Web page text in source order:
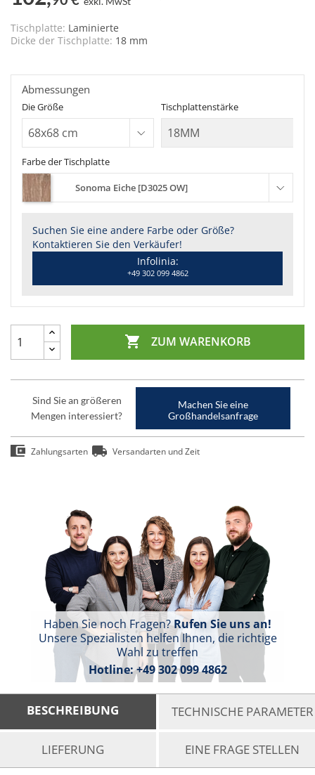
Tischplatte: Laminierte
Dicke der Tischplatte: 18 mm
Farbe der Tischplatte
Sonoma Eiche [D3025 OW]
Suchen Sie eine andere Farbe oder Größe?
Kontaktieren Sie den Verkäufer!
Infolinia:
+49 302 099 4862
Die Größe Tischplattenstärke
Abmessungen
 ZUM WARENKORB
Sind Sie an größeren
Mengen interessiert?
Machen Sie eine
Großhandelsanfrage
Zahlungsarten Versandarten und Zeit
Haben Sie noch Fragen?Rufen Sie uns an!
Unsere Spezialisten helfen Ihnen, die richtige
Wahl zu treffen
Hotline:+49 302 099 4862
BESCHREIBUNG TECHNISCHE PARAMETER
LIEFERUNG EINE FRAGE STELLEN